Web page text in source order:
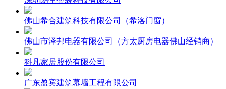
佛山希合建筑科技有限公司（希洛门窗）
佛山市泽邦电器有限公司（方太厨房电器佛山经销商）
科凡家居股份有限公司
广东盈宾建筑幕墙工程有限公司